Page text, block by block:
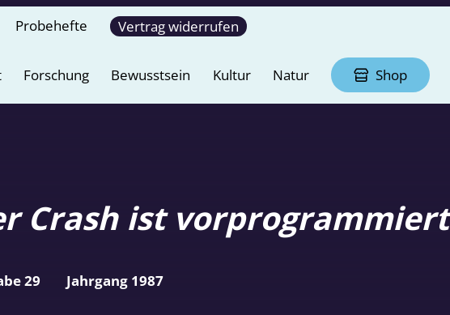
Probehefte Vertrag widerrufen
Forschung Bewusstsein Kultur Natur Shop
Crash ist vorprogrammiert
29 Jahrgang 1987